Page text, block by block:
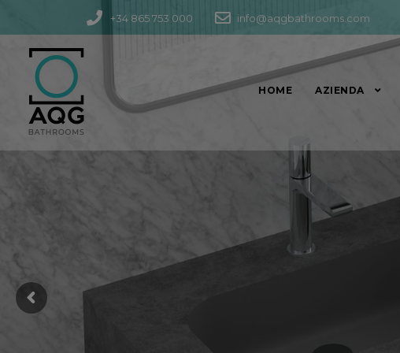
+34 865 753 000 info@aqgbathrooms.com
HOME AZIENDA